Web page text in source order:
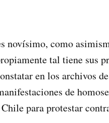
novísimo, como
tal tiene sus
en los archivos
de
para protestar